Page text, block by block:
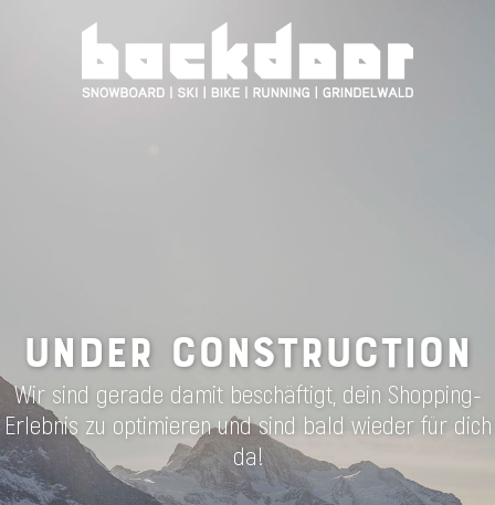
UNDER CONSTRUCTION
Wir sind gerade damit beschäftigt, dein Shopping-
Erlebnis zu optimieren und sind bald wieder für dich
da!